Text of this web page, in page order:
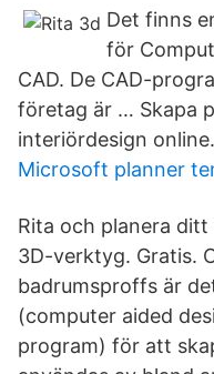
Det finns
för
CAD. De CAD-
företag är … Skapa
interiördesign online.
Microsoft planner
Rita och planera
3D-verktyg. Gratis.
badrumsproffs är
(computer aided
program) för att